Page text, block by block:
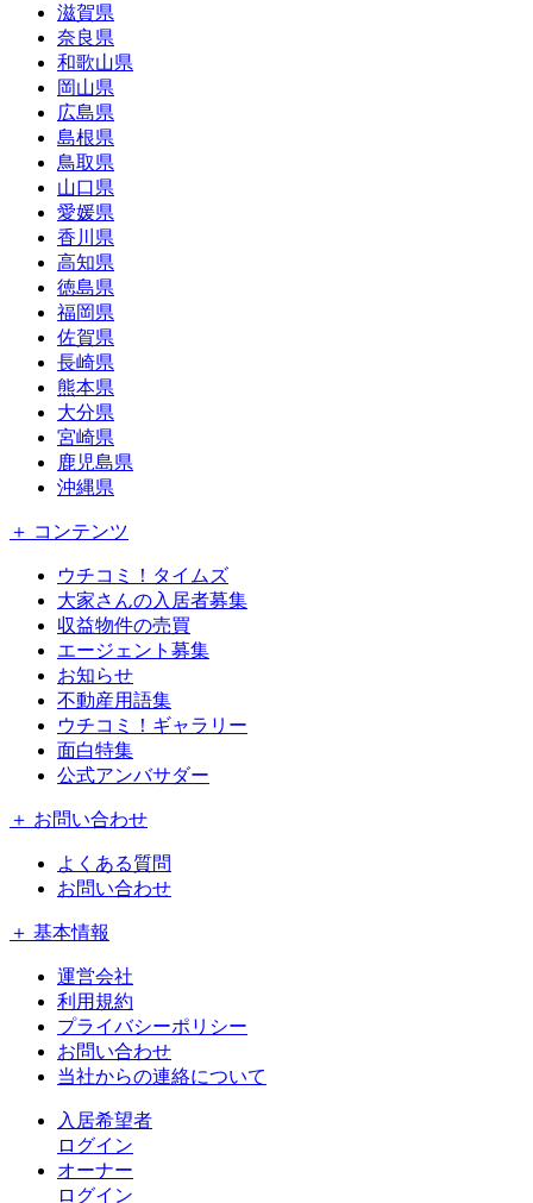
滋賀県
奈良県
和歌山県
岡山県
広島県
島根県
鳥取県
山口県
愛媛県
香川県
高知県
徳島県
福岡県
佐賀県
長崎県
熊本県
大分県
宮崎県
鹿児島県
沖縄県
＋ コンテンツ
ウチコミ！タイムズ
大家さんの入居者募集
収益物件の売買
エージェント募集
お知らせ
不動産用語集
ウチコミ！ギャラリー
面白特集
公式アンバサダー
＋ お問い合わせ
よくある質問
お問い合わせ
＋ 基本情報
運営会社
利用規約
プライバシーポリシー
お問い合わせ
当社からの連絡について
入居希望者
ログイン
オーナー
ログイン